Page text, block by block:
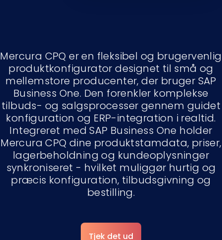
Mercura CPQ er en fleksibel og brugervenlig
produktkonfigurator designet til små og
mellemstore producenter, der bruger SAP
Business One. Den forenkler komplekse
tilbuds- og salgsprocesser gennem guidet
konfiguration og ERP-integration i realtid.
Integreret med SAP Business One holder
Mercura CPQ dine produktstamdata, priser,
lagerbeholdning og kundeoplysninger
synkroniseret - hvilket muliggør hurtig og
præcis konfiguration, tilbudsgivning og
bestilling.
Tjek det ud